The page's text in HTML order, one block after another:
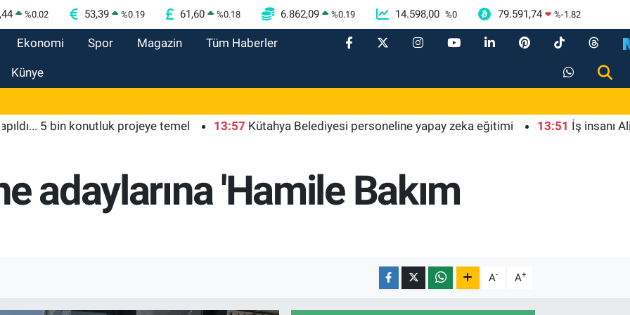
%0.02 53,39 %0.19 61,60 %0.18 6.862,09 %0.19 14.598,00 %0 79.591,74 %-1.82
Ekonomi Spor Magazin Tüm Haberler
Künye
5 bin konutluk projeye temel 13:57 Kütahya Belediyesi personeline yapay zeka eğitimi 13:51 İş insanı Ali
adaylarına 'Hamile Bakım
A- A+